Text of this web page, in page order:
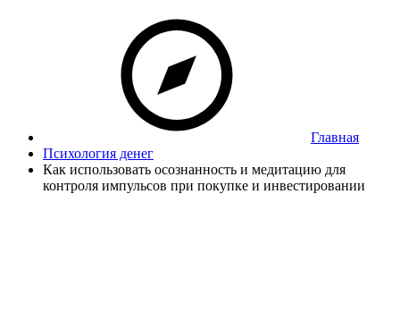
Главная
Психология денег
Как использовать осознанность и медитацию для
контроля импульсов при покупке и инвестировании